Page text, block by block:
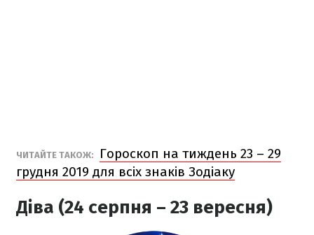
ЧИТАЙТЕ ТАКОЖ:
Гороскоп на тиждень 23 – 29
грудня 2019 для всіх знаків Зодіаку
Діва (24 серпня – 23 вересня)